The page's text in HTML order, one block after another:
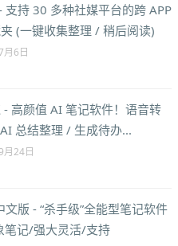
支持 30 多种社媒平台的跨 APP
(一键收集整理 / 稍后阅读)
月6日
- 高颜值 AI 笔记软件！语音转
总结整理 / 生成待办...
月24日
版 - “杀手级”全能型笔记软件
笔记/强大灵活/支持